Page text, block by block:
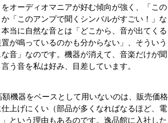
オーディオマニアが好む傾向が強く、「この
「このアンプで聞くシンバルがすごい！」な
当に自然な音とは「どこから、音が出てくる
が鳴っているのかも分からない」、そういう
音」なのです。機器が消えて、音楽だけが聞
う音を私は好み、目差しています。
機器をベースとして用いないのは、販売価格
上げにくい（部品が多くなればなるほど、電
という理由もあるのです。逸品館に入社した